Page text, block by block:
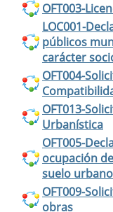
OFT003-
LOC001-
públicos
carácter
OFT004-
OFT013-
Urbanística
OFT005-
ocupación
suelo urbano
OFT009-
obras